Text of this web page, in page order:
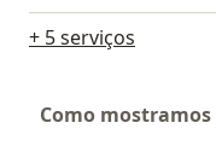
+ 5 serviços
Como mostramos